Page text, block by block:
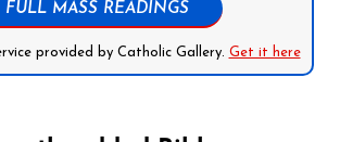
FULL MASS READINGS
provided by Catholic Gallery. Get it here